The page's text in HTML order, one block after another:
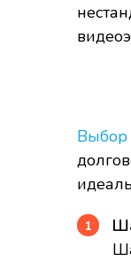
Выбор